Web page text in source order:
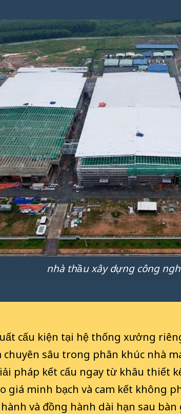
nhà thầu xây dựng công
cấu kiện tại hệ thống xưởng
chuyên sâu trong phân khúc nhà
pháp kết cấu ngay từ khâu thiết
giá minh bạch và cam kết không
và đồng hành dài hạn sau bàn